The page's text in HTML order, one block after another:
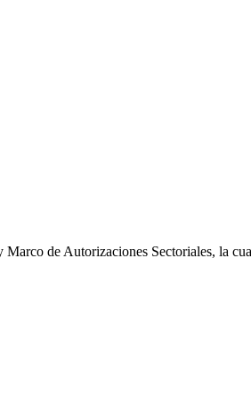
de Autorizaciones Sectoriales, la